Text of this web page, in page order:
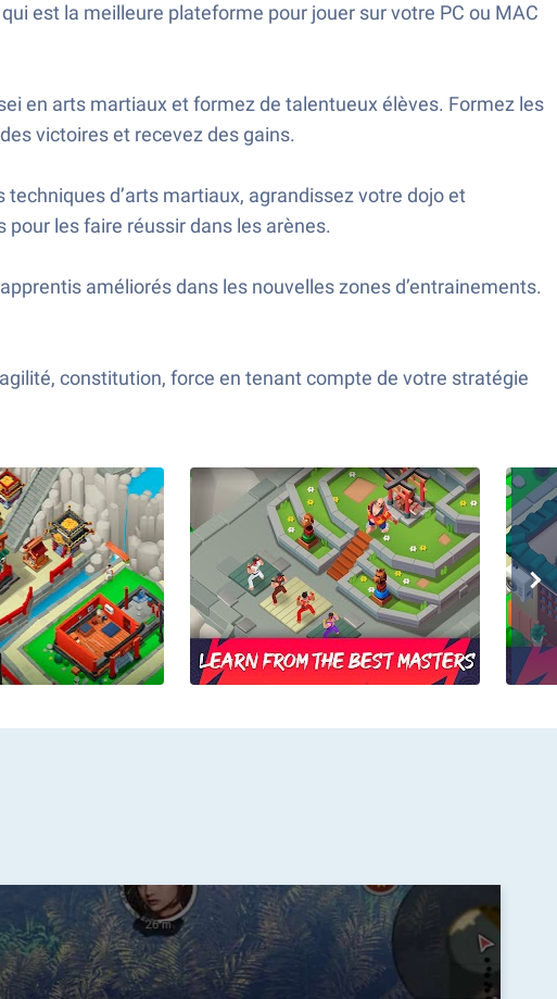
est la meilleure plateforme pour jouer sur votre PC ou MAC
en arts martiaux et formez de talentueux élèves. Formez les
victoires et recevez des gains.
d’arts martiaux, agrandissez votre dojo et
les faire réussir dans les arènes.
améliorés dans les nouvelles zones d’entrainements.
constitution, force en tenant compte de votre stratégie